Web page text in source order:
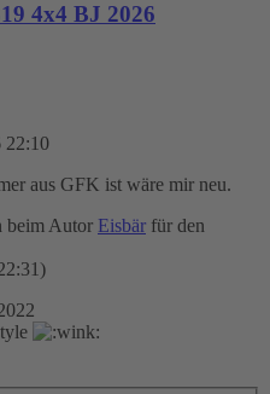
4x4 BJ 2026
22:10
aus GFK ist wäre mir neu.
beim Autor Eisbär für den